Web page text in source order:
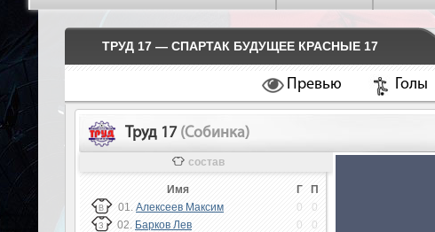
ТРУД 17 — СПАРТАК БУДУЩЕЕ КРАСНЫЕ 17
Превью Голы
Труд 17 (Собинка)
состав
Имя Г П
В 01. Алексеев Максим 0 0
З 02. Барков Лев 0 0